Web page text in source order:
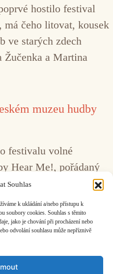
Souhlas
k ukládání a/nebo přístupu k
soubory cookies. Souhlas s těmito
jako je chování při procházení nebo
odvolání souhlasu může nepříznivě
hostilo festival
čeho litovat, kousek
ve starých zdech
a Martina
muzeu hudby
festivalu volné
Hear Me!, pořádaný
se 8. října
muzea hudby